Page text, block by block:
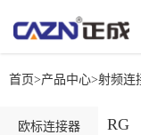
首页>产品中心>射频连
欧标连接器 RG178